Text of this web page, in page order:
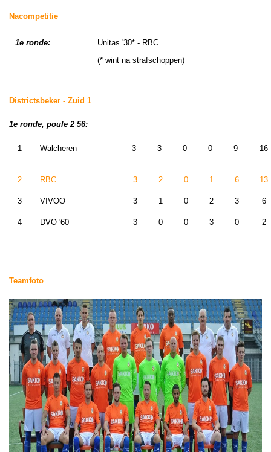
Nacompetitie
1e ronde:
Unitas '30* - RBC
(* wint na strafschoppen)
Districtsbeker - Zuid 1
1e ronde, poule 2 56:
1
2
3
4
Walcheren
RBC
VIVOO
DVO '60
3
3
3
3
3
2
1
0
0
0
0
0
0
1
2
3
9
6
3
0
16
13
6
2
Teamfoto